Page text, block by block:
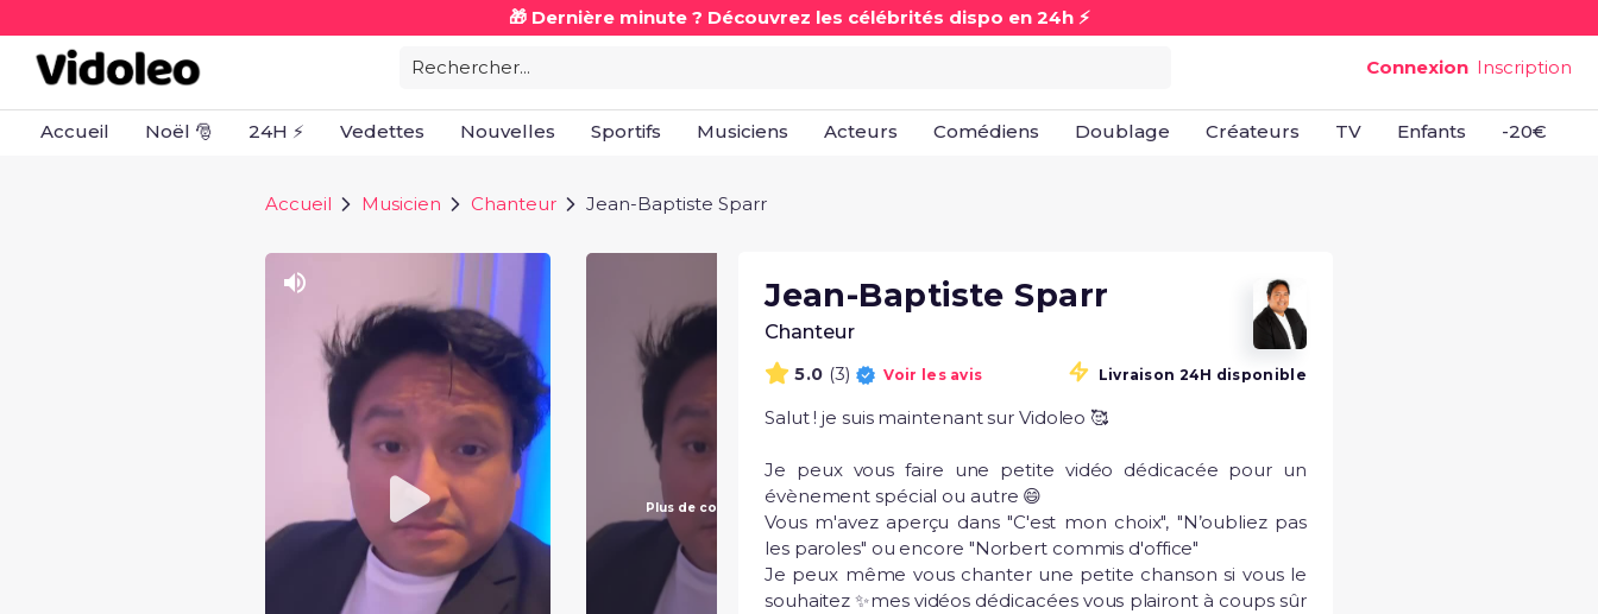
🎁 Dernière minute ? Découvrez les célébrités dispo en 24h ⚡
Rechercher... Connexion Inscription
Accueil Noël 🎅 24H ⚡ Vedettes Nouvelles Sportifs Musiciens Acteurs Comédiens Doublage Créateurs TV Enfants -20€
Accueil Musicien Chanteur Jean-Baptiste Sparr
Plus de contenu à venir !
Jean-Baptiste Sparr
Chanteur
5.0 (3) Voir les avis Livraison 24H disponible
Salut ! je suis maintenant sur Vidoleo 🥰
Je peux vous faire une petite vidéo dédicacée pour un
évènement spécial ou autre 😄
Vous m'avez aperçu dans "C'est mon choix", "N’oubliez pas
les paroles" ou encore "Norbert commis d'office"
Je peux même vous chanter une petite chanson si vous le
souhaitez ✨mes vidéos dédicacées vous plairont à coups sûr